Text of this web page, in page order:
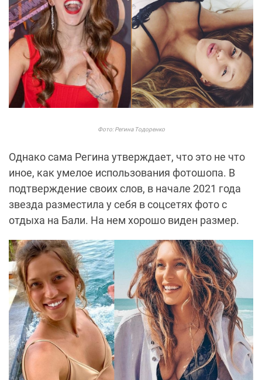
Фото: Регина Тодоренко
Однако сама Регина утверждает, что это не что
иное, как умелое использования фотошопа. В
подтверждение своих слов, в начале 2021 года
звезда разместила у себя в соцсетях фото с
отдыха на Бали. На нем хорошо виден размер.